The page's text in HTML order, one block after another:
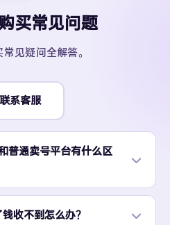
买常见问题
见疑问全解答。
系客服
普通卖号平台有什么区
收不到怎么办？